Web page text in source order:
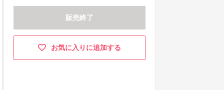
販売終了
お気に入りに追加する